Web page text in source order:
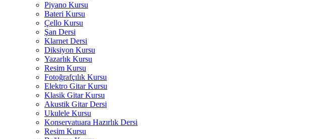
Piyano Kursu
Bateri Kursu
Çello Kursu
Şan Dersi
Klarnet Dersi
Diksiyon Kursu
Yazarlık Kursu
Resim Kursu
Fotoğrafçılık Kursu
Elektro Gitar Kursu
Klasik Gitar Kursu
Akustik Gitar Dersi
Ukulele Kursu
Konservatuara Hazırlık Dersi
Resim Kursu